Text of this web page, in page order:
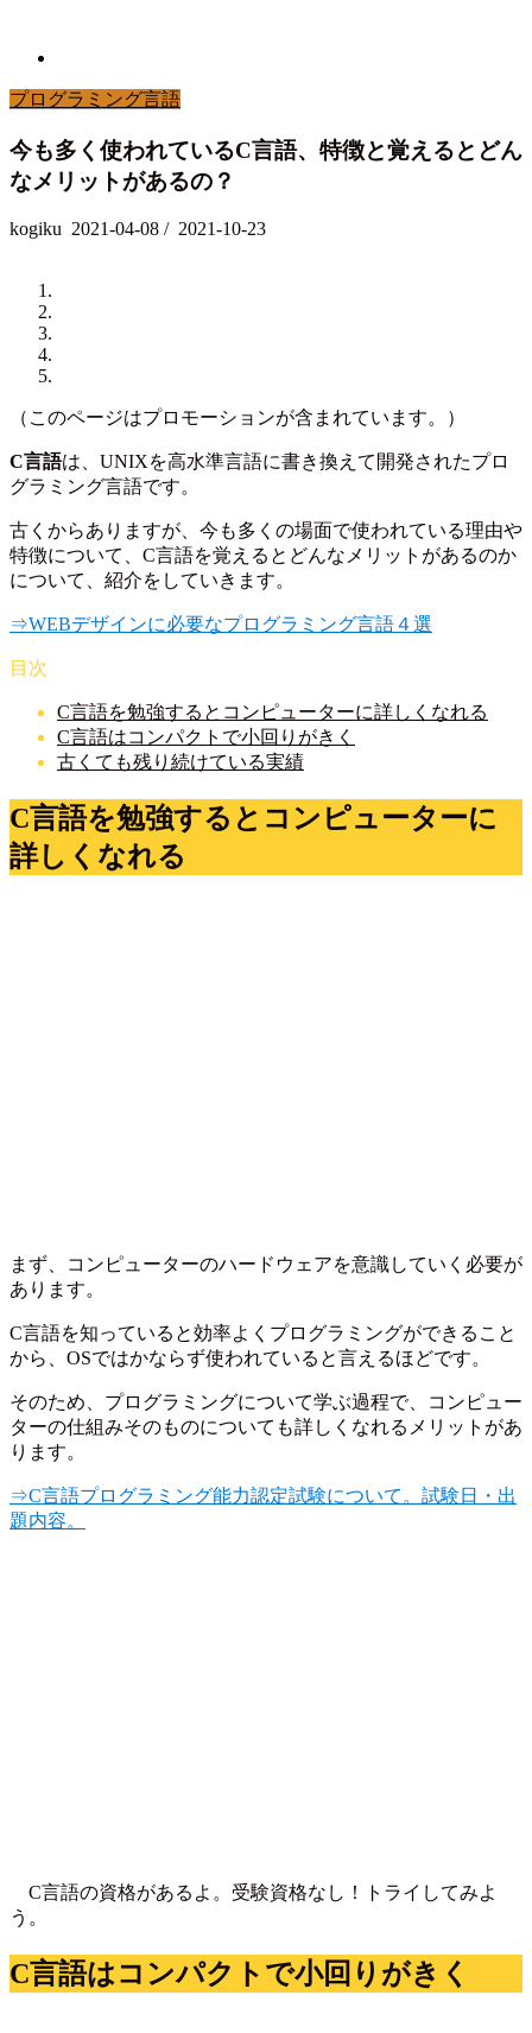
プログラミング言語
今も多く使われているC言語、特徴と覚えるとどん
なメリットがあるの？
kogiku 2021-04-08 / 2021-10-23
（このページはプロモーションが含まれています。）
C言語は、UNIXを高水準言語に書き換えて開発されたプロ
グラミング言語です。
古くからありますが、今も多くの場面で使われている理由や
特徴について、C言語を覚えるとどんなメリットがあるのか
について、紹介をしていきます。
⇒WEBデザインに必要なプログラミング言語４選
目次
C言語を勉強するとコンピューターに詳しくなれる
C言語はコンパクトで小回りがきく
古くても残り続けている実績
C言語を勉強するとコンピューターに
詳しくなれる
まず、コンピューターのハードウェアを意識していく必要が
あります。
C言語を知っていると効率よくプログラミングができること
から、OSではかならず使われていると言えるほどです。
そのため、プログラミングについて学ぶ過程で、コンピュー
ターの仕組みそのものについても詳しくなれるメリットがあ
ります。
⇒C言語プログラミング能力認定試験について。試験日・出
題内容。
C言語の資格があるよ。受験資格なし！トライしてみよ
う。
C言語はコンパクトで小回りがきく